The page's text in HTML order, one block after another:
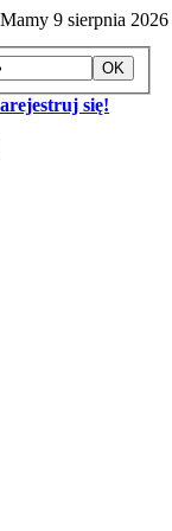
9 sierpnia 2026
się!